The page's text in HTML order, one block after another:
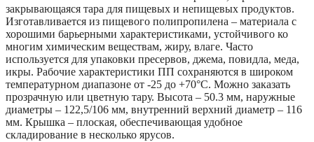
закрывающаяся тара для пищевых и непищевых продуктов.
Изготавливается из пищевого полипропилена – материала с
хорошими барьерными характеристиками, устойчивого ко
многим химическим веществам, жиру, влаге. Часто
используется для упаковки пресервов, джема, повидла, меда,
икры. Рабочие характеристики ПП сохраняются в широком
температурном диапазоне от -25 до +70°C. Можно заказать
прозрачную или цветную тару. Высота – 50.3 мм, наружные
диаметры – 122,5/106 мм, внутренний верхний диаметр – 116
мм. Крышка – плоская, обеспечивающая удобное
складирование в несколько ярусов.